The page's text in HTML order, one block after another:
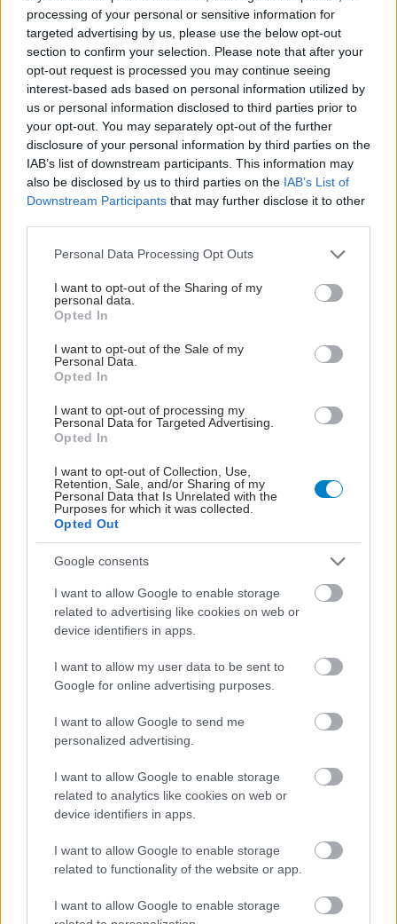
processing of your personal or sensitive information for
targeted advertising by us, please use the below opt-out
section to confirm your selection. Please note that after your
opt-out request is processed you may continue seeing
interest-based ads based on personal information utilized by
us or personal information disclosed to third parties prior to
your opt-out. You may separately opt-out of the further
disclosure of your personal information by third parties on the
IAB’s list of downstream participants. This information may
also be disclosed by us to third parties on the IAB’s List of
Downstream Participants that may further disclose it to other
Please note that this website/app uses one or more Google
not limited to your visit or usage behaviour. You may click to
grant or deny consent to Google and its third-party tags to
use your data for below specified purposes in below Google
consent section.
Personal Data Processing Opt Outs
I want to opt-out of the Sharing of my
personal data.
Opted In
I want to opt-out of the Sale of my
Personal Data.
Opted In
I want to opt-out of processing my
Personal Data for Targeted Advertising.
Opted In
I want to opt-out of Collection, Use,
Retention, Sale, and/or Sharing of my
Personal Data that Is Unrelated with the
Purposes for which it was collected.
Opted Out
Google consents
I want to allow Google to enable storage
related to advertising like cookies on web or
device identifiers in apps.
I want to allow my user data to be sent to
Google for online advertising purposes.
I want to allow Google to send me
personalized advertising.
I want to allow Google to enable storage
related to analytics like cookies on web or
device identifiers in apps.
I want to allow Google to enable storage
related to functionality of the website or app.
I want to allow Google to enable storage
ΜΠΕΙΤΕ ΣΤΗ ΣΥΖΗΤΗΣΗ
Προσθήκη Σχολίου